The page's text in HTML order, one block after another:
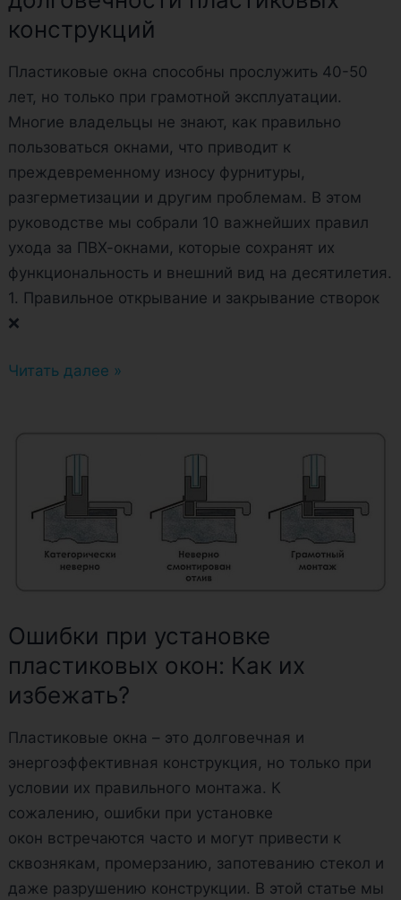
конструкций
Пластиковые окна способны прослужить 40-50
лет, но только при грамотной эксплуатации.
Многие владельцы не знают, как правильно
пользоваться окнами, что приводит к
преждевременному износу фурнитуры,
разгерметизации и другим проблемам. В этом
руководстве мы собрали 10 важнейших правил
ухода за ПВХ-окнами, которые сохранят их
функциональность и внешний вид на десятилетия.
1. Правильное открывание и закрывание створок
❌
Читать далее »
Ошибки при установке
пластиковых окон: Как их
избежать?
Пластиковые окна – это долговечная и
энергоэффективная конструкция, но только при
условии их правильного монтажа. К
сожалению, ошибки при установке
окон встречаются часто и могут привести к
сквознякам, промерзанию, запотеванию стекол и
даже разрушению конструкции. В этой статье мы
пластиковых
окон: